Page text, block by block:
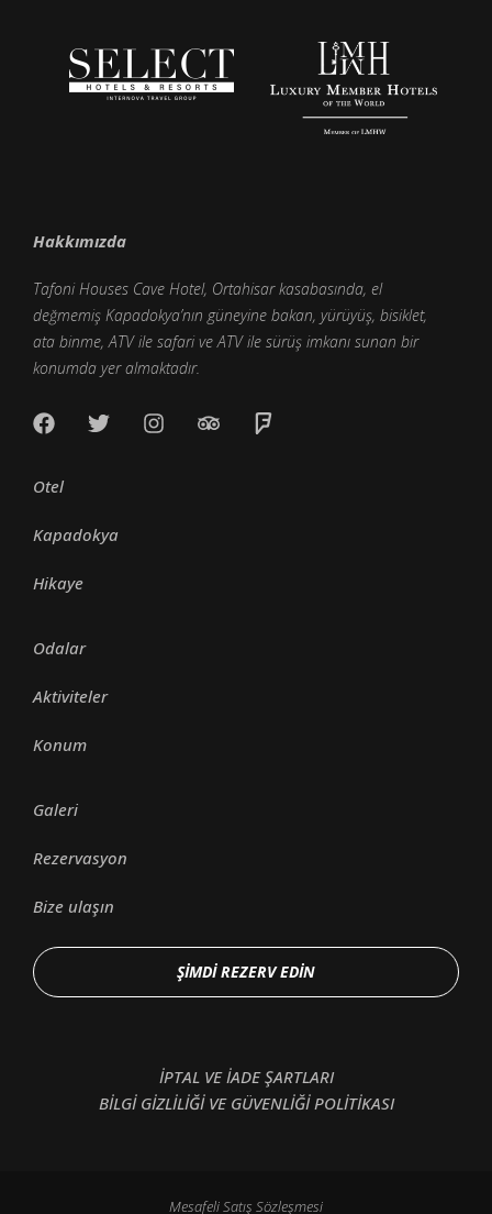
Hakkımızda
Tafoni Houses Cave Hotel, Ortahisar kasabasında, el
değmemiş Kapadokya’nın güneyine bakan, yürüyüş, bisiklet,
ata binme, ATV ile safari ve ATV ile sürüş imkanı sunan bir
konumda yer almaktadır.
Otel
Kapadokya
Hikaye
Odalar
Aktiviteler
Konum
Galeri
Rezervasyon
Bize ulaşın
ŞIMDI REZERV EDIN
İPTAL VE İADE ŞARTLARI
BİLGİ GİZLİLİĞİ VE GÜVENLİĞİ POLİTİKASI
Mesafeli Satış Sözleşmesi